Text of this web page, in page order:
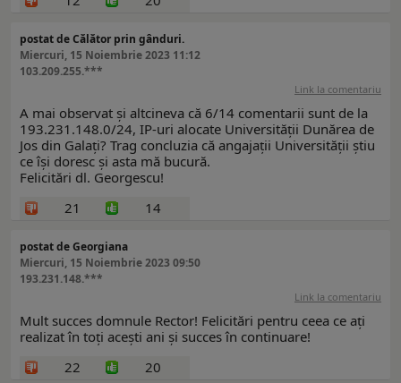
postat de Călător prin gânduri.
Miercuri, 15 Noiembrie 2023 11:12
103.209.255.***
Link la comentariu
A mai observat și altcineva că 6/14 comentarii sunt de la
193.231.148.0/24, IP-uri alocate Universității Dunărea de
Jos din Galați? Trag concluzia că angajații Universității știu
ce își doresc și asta mă bucură.
Felicitări dl. Georgescu!
21
14
postat de Georgiana
Miercuri, 15 Noiembrie 2023 09:50
193.231.148.***
Link la comentariu
Mult succes domnule Rector! Felicitări pentru ceea ce ați
realizat în toți acești ani și succes în continuare!
22
20